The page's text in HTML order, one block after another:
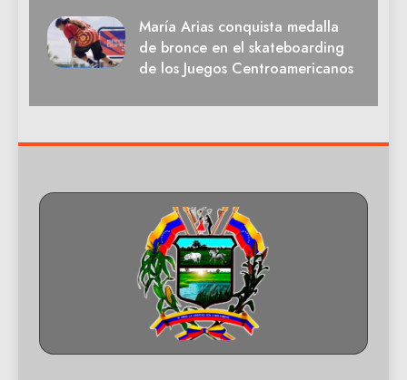
María Arias conquista medalla
de bronce en el skateboarding
de los Juegos Centroamericanos